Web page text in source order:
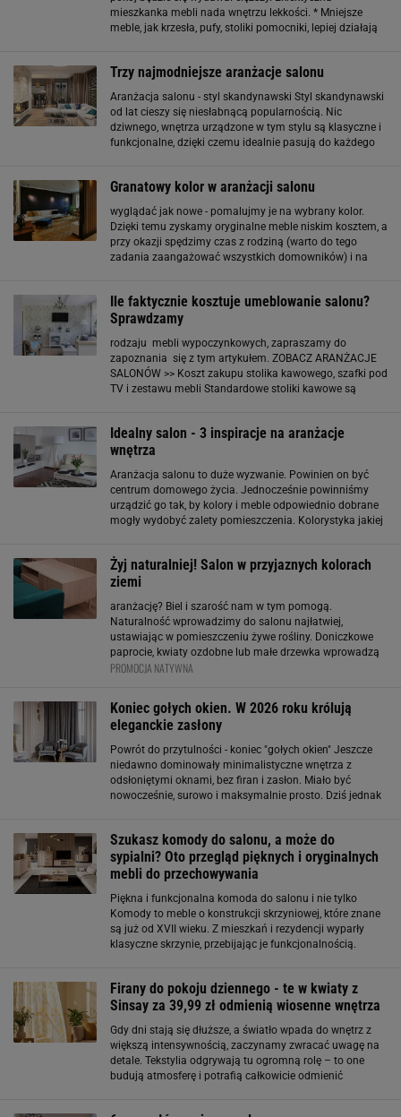
mieszkanka mebli nada wnętrzu lekkości. * Mniejsze
meble, jak krzesła, pufy, stoliki pomocniki, lepiej działają
Trzy najmodniejsze aranżacje salonu
Aranżacja salonu - styl skandynawski Styl skandynawski
od lat cieszy się niesłabnącą popularnością. Nic
dziwnego, wnętrza urządzone w tym stylu są klasyczne i
funkcjonalne, dzięki czemu idealnie pasują do każdego
Granatowy kolor w aranżacji salonu
wyglądać jak nowe - pomalujmy je na wybrany kolor.
Dzięki temu zyskamy oryginalne meble niskim kosztem, a
przy okazji spędzimy czas z rodziną (warto do tego
zadania zaangażować wszystkich domowników) i na
Ile faktycznie kosztuje umeblowanie salonu?
Sprawdzamy
rodzaju mebli wypoczynkowych, zapraszamy do
zapoznania się z tym artykułem. ZOBACZ ARANŻACJE
SALONÓW >> Koszt zakupu stolika kawowego, szafki pod
TV i zestawu mebli Standardowe stoliki kawowe są
Cena
Idealny salon - 3 inspiracje na aranżacje
wnętrza
Aranżacja salonu to duże wyzwanie. Powinien on być
centrum domowego życia. Jednocześnie powinniśmy
urządzić go tak, by kolory i meble odpowiednio dobrane
mogły wydobyć zalety pomieszczenia. Kolorystyka jakiej
Żyj naturalniej! Salon w przyjaznych kolorach
ziemi
aranżację? Biel i szarość nam w tym pomogą.
Naturalność wprowadzimy do salonu najłatwiej,
ustawiając w pomieszczeniu żywe rośliny. Doniczkowe
paprocie, kwiaty ozdobne lub małe drzewka wprowadzą
dynamikę do pomieszczenia, ożywią aranżację salonu i
PROMOCJA NATYWNA
Koniec gołych okien. W 2026 roku królują
eleganckie zasłony
Powrót do przytulności - koniec "gołych okien" Jeszcze
niedawno dominowały minimalistyczne wnętrza z
odsłoniętymi oknami, bez firan i zasłon. Miało być
nowocześnie, surowo i maksymalnie prosto. Dziś jednak
Szukasz komody do salonu, a może do
sypialni? Oto przegląd pięknych i oryginalnych
mebli do przechowywania
Piękna i funkcjonalna komoda do salonu i nie tylko
Komody to meble o konstrukcji skrzyniowej, które znane
są już od XVII wieku. Z mieszkań i rezydencji wyparły
klasyczne skrzynie, przebijając je funkcjonalnością.
Firany do pokoju dziennego - te w kwiaty z
Sinsay za 39,99 zł odmienią wiosenne wnętrza
Gdy dni stają się dłuższe, a światło wpada do wnętrz z
większą intensywnością, zaczynamy zwracać uwagę na
detale. Tekstylia odgrywają tu ogromną rolę – to one
budują atmosferę i potrafią całkowicie odmienić